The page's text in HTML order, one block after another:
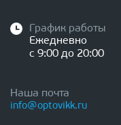
График работы
Ежедневно
с 9:00 до 20:00
Наша почта
info@optovikk.ru